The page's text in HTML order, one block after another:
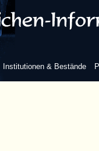
Institutionen & Bestände